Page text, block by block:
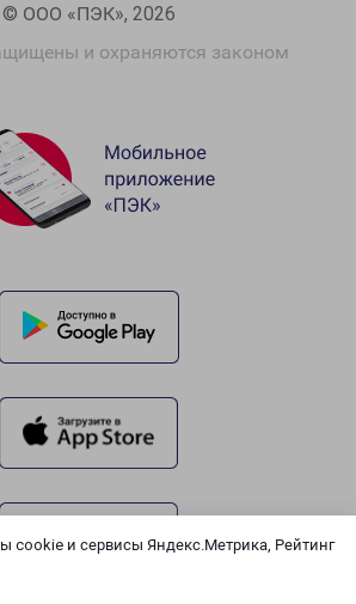
cookie и сервисы Яндекс.Метрика, Рейтинг
© ООО «ПЭК», 2026
и охраняются законом